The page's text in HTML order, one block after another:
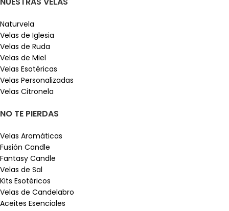
Naturvela
Velas de Iglesia
Velas de Ruda
Velas de Miel
Velas Esotéricas
Velas Personalizadas
Velas Citronela
NO TE PIERDAS
Velas Aromáticas
Fusión Candle
Fantasy Candle
Velas de Sal
Kits Esotéricos
Velas de Candelabro
Aceites Esenciales